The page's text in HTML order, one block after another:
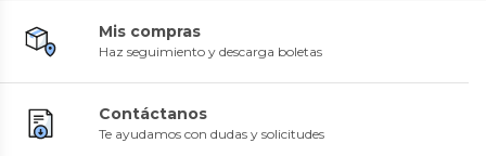
Mis compras
Haz seguimiento y descarga boletas
Contáctanos
Te ayudamos con dudas y solicitudes